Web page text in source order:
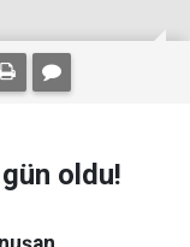
oldu!